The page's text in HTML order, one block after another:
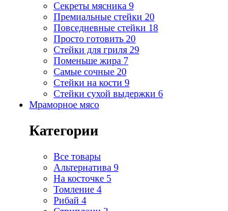
Секреты мясника 9
Премиальные стейки 20
Повседневные стейки 18
Просто готовить 20
Стейки для гриля 29
Поменьше жира 7
Самые сочные 20
Стейки на кости 9
Стейки сухой выдержки 6
Мраморное мясо
Категории
Все товары
Альтернатива 9
На косточке 5
Томление 4
Рибай 4